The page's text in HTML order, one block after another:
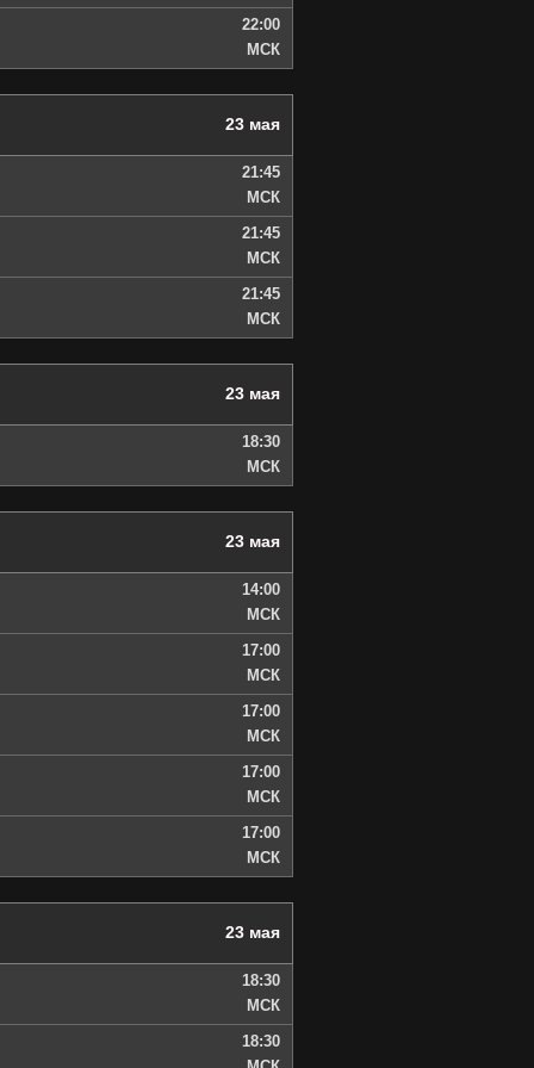
22:00
МСК
23 мая
21:45
МСК
21:45
МСК
21:45
МСК
23 мая
18:30
МСК
23 мая
14:00
МСК
17:00
МСК
17:00
МСК
17:00
МСК
17:00
МСК
23 мая
18:30
МСК
18:30